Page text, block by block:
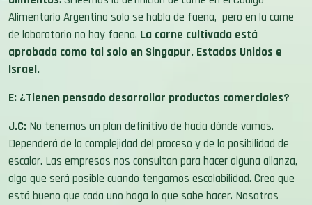
Alimentario Argentino solo se habla de faena, pero en la carne
de laboratorio no hay faena. La carne cultivada está
aprobada como tal solo en Singapur, Estados Unidos e
Israel.
E: ¿Tienen pensado desarrollar productos comerciales?
J.C: No tenemos un plan definitivo de hacia dónde vamos.
Dependerá de la complejidad del proceso y de la posibilidad de
escalar. Las empresas nos consultan para hacer alguna alianza,
algo que será posible cuando tengamos escalabilidad. Creo que
está bueno que cada uno haga lo que sabe hacer. Nosotros